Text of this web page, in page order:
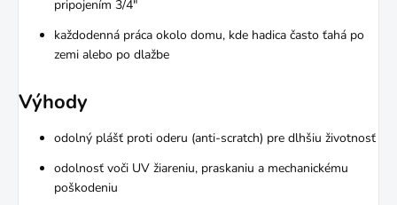
pripojením 3/4"
každodenná práca okolo domu, kde hadica často ťahá po
zemi alebo po dlažbe
Výhody
odolný plášť proti oderu (anti-scratch) pre dlhšiu životnosť
odolnosť voči UV žiareniu, praskaniu a mechanickému
poškodeniu